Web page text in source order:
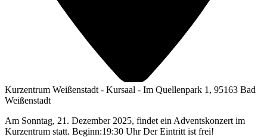
Kurzentrum Weißenstadt - Kursaal - Im Quellenpark 1, 95163 Bad
Weißenstadt
Am Sonntag, 21. Dezember 2025, findet ein Adventskonzert im
Kurzentrum statt. Beginn:19:30 Uhr Der Eintritt ist frei!